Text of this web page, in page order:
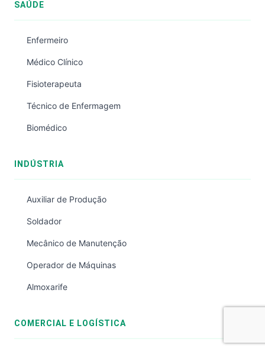
SAÚDE
Enfermeiro
Médico Clínico
Fisioterapeuta
Técnico de Enfermagem
Biomédico
INDÚSTRIA
Auxiliar de Produção
Soldador
Mecânico de Manutenção
Operador de Máquinas
Almoxarife
COMERCIAL E LOGÍSTICA